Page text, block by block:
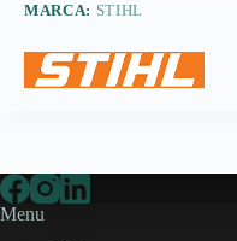
MARCA: STIHL
Menu